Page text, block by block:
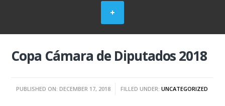
Copa Cámara de Diputados 2018
PUBLISHED ON: DECEMBER 17, 2018 FILLED UNDER:UNCATEGORIZED